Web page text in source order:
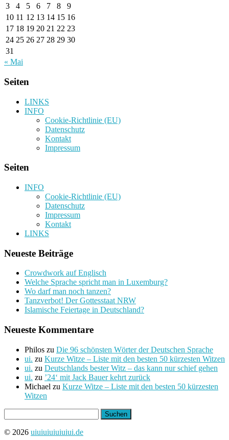
3 4 5 6 7 8
9
10 11 12 13 14 15 16
17 18 19 20 21 22 23
24 25 26 27 28 29 30
31
« Mai
Seiten
LINKS
INFO
Cookie-Richtlinie (EU)
Datenschutz
Kontakt
Impressum
Seiten
INFO
Cookie-Richtlinie (EU)
Datenschutz
Impressum
Kontakt
LINKS
Neueste Beiträge
Crowdwork auf Englisch
Welche Sprache spricht man in Luxemburg?
Wo darf man noch tanzen?
Tanzverbot! Der Gottesstaat NRW
Islamische Feiertage in Deutschland?
Neueste Kommentare
Philos zu Die 96 schönsten Wörter der Deutschen Sprache
ui. zu Kurze Witze – Liste mit den besten 50 kürzesten Witzen
ui. zu Deutschlands bester Witz – das kann nur schief gehen
ui. zu ’24‘ mit Jack Bauer kehrt zurück
Michael zu Kurze Witze – Liste mit den besten 50 kürzesten
Witzen
nach:
© 2026 uiuiuiuiuiuiui.de